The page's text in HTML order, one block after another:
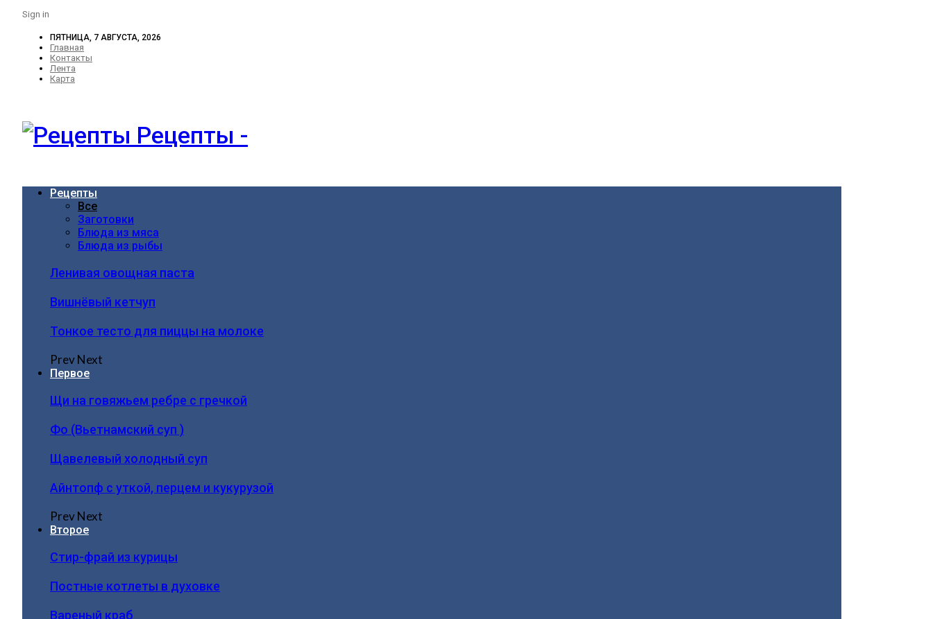
Sign in
ПЯТНИЦА, 7 АВГУСТА, 2026
Главная
Контакты
Лента
Карта
Рецепты -
Рецепты
Все
Заготовки
Блюда из мяса
Блюда из рыбы
Ленивая овощная паста
Вишнёвый кетчуп
Тонкое тесто для пиццы на молоке
PrevNext
Первое
Щи на говяжьем ребре с гречкой
Фо (Вьетнамский суп )
Щавелевый холодный суп
Айнтопф с уткой, перцем и кукурузой
PrevNext
Второе
Стир-фрай из курицы
Постные котлеты в духовке
Вареный краб